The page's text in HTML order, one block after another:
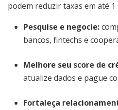
podem reduzir taxas em até
Pesquise e negocie:
bancos, fintechs e
Melhore seu score de
atualize dados e pague
Fortaleça